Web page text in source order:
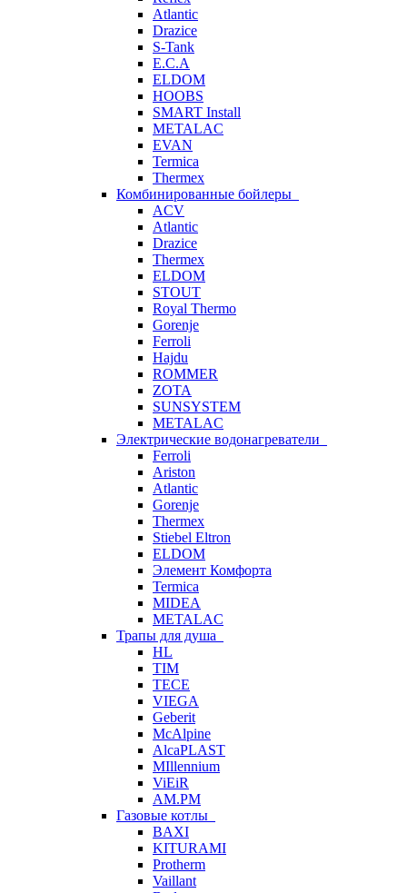
Atlantic
Drazice
S-Tank
E.C.A
ELDOM
HOOBS
SMART Install
METALAC
EVAN
Termica
Thermex
Комбинированные бойлеры
ACV
Atlantic
Drazice
Thermex
ELDOM
STOUT
Royal Thermo
Gorenje
Ferroli
Hajdu
ROMMER
ZOTA
SUNSYSTEM
METALAC
Электрические водонагреватели
Ferroli
Ariston
Atlantic
Gorenje
Thermex
Stiebel Eltron
ELDOM
Элемент Комфорта
Termica
MIDEA
METALAC
Трапы для душа
HL
TIM
TECE
VIEGA
Geberit
McAlpine
AlcaPLAST
MIllennium
ViEiR
AM.PM
Газовые котлы
BAXI
KITURAMI
Protherm
Vaillant